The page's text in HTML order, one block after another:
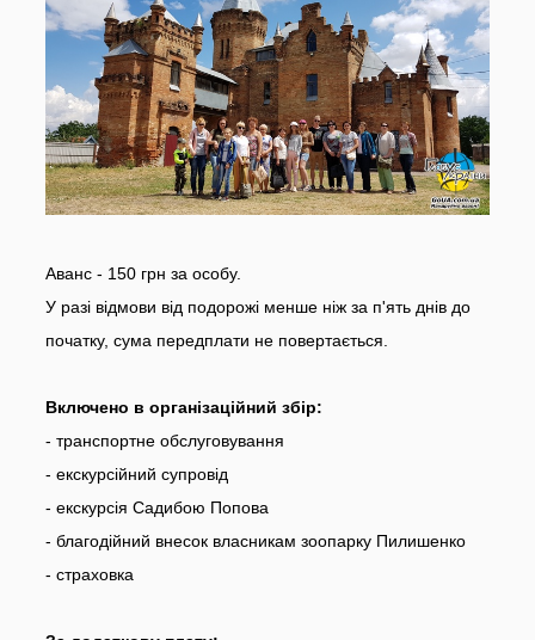
Аванс - 150 грн за особу.
У разі відмови від подорожі менше ніж за п'ять днів до
початку, сума передплати не повертається.
Включено в організаційний збір:
- транспортне обслуговування
- екскурсійний супровід
- екскурсія Садибою Попова
- благодійний внесок власникам зоопарку Пилишенко
- страховка